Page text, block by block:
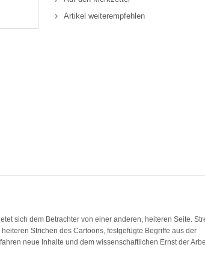
Artikel weiterempfehlen
sich dem Betrachter von einer anderen, heiteren Seite.
Strichen des Cartoons, festgefügte Begriffe aus der
neue Inhalte und dem wissenschaftlichen Ernst der